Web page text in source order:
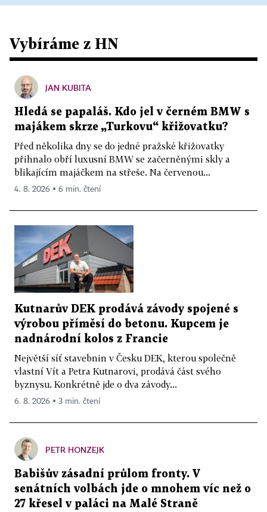
Vybíráme z HN
JAN KUBITA
Hledá se papaláš. Kdo jel v černém BMW s
majákem skrze „Turkovu“ křižovatku?
Před několika dny se do jedné pražské křižovatky
přihnalo obří luxusní BMW se začerněnými skly a
blikajícím majáčkem na střeše. Na červenou...
4. 8. 2026 ▪ 6 min. čtení
Kutnarův DEK prodává závody spojené s
výrobou příměsí do betonu. Kupcem je
nadnárodní kolos z Francie
Největší síť stavebnin v Česku DEK, kterou společně
vlastní Vít a Petra Kutnarovi, prodává část svého
byznysu. Konkrétně jde o dva závody...
6. 8. 2026 ▪ 3 min. čtení
PETR HONZEJK
Babišův zásadní průlom fronty. V
senátních volbách jde o mnohem víc než o
27 křesel v paláci na Malé Straně